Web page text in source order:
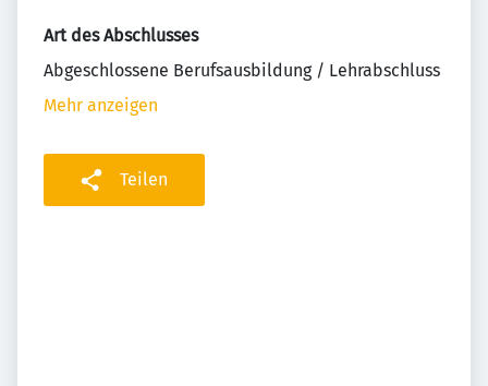
Art des Abschlusses
Abgeschlossene Berufsausbildung / Lehrabschluss
Mehr anzeigen
Teilen